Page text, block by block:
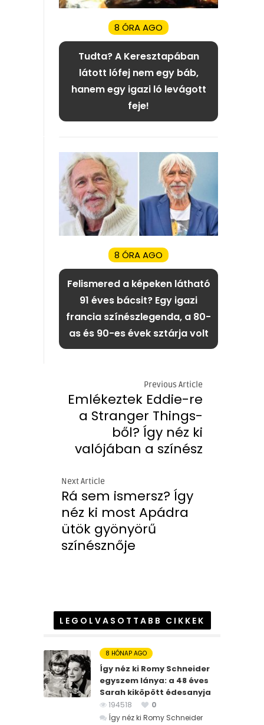
8 ÓRA AGO
Tudta? A Keresztapában
látott lófej nem egy báb,
hanem egy igazi ló levágott
feje!
8 ÓRA AGO
Felismered a képeken látható
91 éves bácsit? Egy igazi
francia színészlegenda, a 80-
as és 90-es évek sztárja volt
Previous Article
Emlékeztek Eddie-re
a Stranger Things-
ből? Így néz ki
valójában a színész
Next Article
Rá sem ismersz? Így
néz ki most Apádra
ütök gyönyörű
színésznője
LEGOLVASOTTABB CIKKEK
8 HÓNAP AGO
Így néz ki Romy Schneider
egyszem lánya: a 48 éves
Sarah kiköpött édesanyja
194518
0
Így néz ki Romy Schneider